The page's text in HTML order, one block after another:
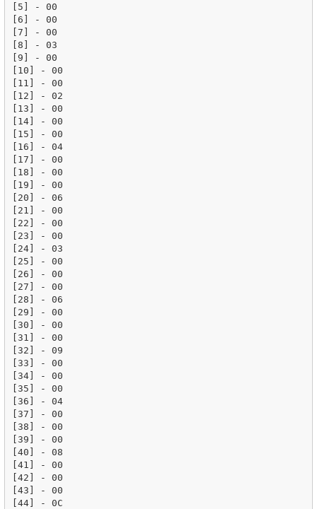
[5] - 00
[6] - 00
[7] - 00
[8] - 03
[9] - 00
[10] - 00
[11] - 00
[12] - 02
[13] - 00
[14] - 00
[15] - 00
[16] - 04
[17] - 00
[18] - 00
[19] - 00
[20] - 06
[21] - 00
[22] - 00
[23] - 00
[24] - 03
[25] - 00
[26] - 00
[27] - 00
[28] - 06
[29] - 00
[30] - 00
[31] - 00
[32] - 09
[33] - 00
[34] - 00
[35] - 00
[36] - 04
[37] - 00
[38] - 00
[39] - 00
[40] - 08
[41] - 00
[42] - 00
[43] - 00
[44] - 0C